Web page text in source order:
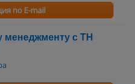
по E-mail
менеджменту с ТН